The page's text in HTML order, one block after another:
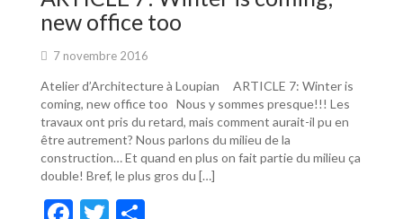
o
k
new office too
7 novembre 2016
Atelier d’Architecture à Loupian ARTICLE 7: Winter is
coming, new office too Nous y sommes presque!!! Les
travaux ont pris du retard, mais comment aurait-il pu en
être autrement? Nous parlons du milieu de la
construction… Et quand en plus on fait partie du milieu ça
double! Bref, le plus gros du […]